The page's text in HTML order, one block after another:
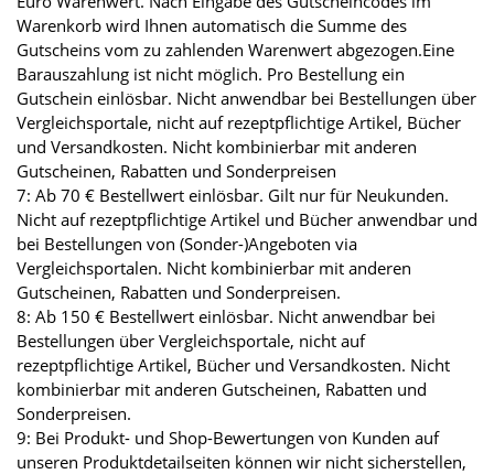
Warenkorb wird Ihnen automatisch die Summe des
Gutscheins vom zu zahlenden Warenwert abgezogen.Eine
Barauszahlung ist nicht möglich. Pro Bestellung ein
Gutschein einlösbar. Nicht anwendbar bei Bestellungen über
Vergleichsportale, nicht auf rezeptpflichtige Artikel, Bücher
und Versandkosten. Nicht kombinierbar mit anderen
Gutscheinen, Rabatten und Sonderpreisen
7: Ab 70 € Bestellwert einlösbar. Gilt nur für Neukunden.
Nicht auf rezeptpflichtige Artikel und Bücher anwendbar und
bei Bestellungen von (Sonder-)Angeboten via
Vergleichsportalen. Nicht kombinierbar mit anderen
Gutscheinen, Rabatten und Sonderpreisen.
8: Ab 150 € Bestellwert einlösbar. Nicht anwendbar bei
Bestellungen über Vergleichsportale, nicht auf
rezeptpflichtige Artikel, Bücher und Versandkosten. Nicht
kombinierbar mit anderen Gutscheinen, Rabatten und
Sonderpreisen.
9: Bei Produkt- und Shop-Bewertungen von Kunden auf
unseren Produktdetailseiten können wir nicht sicherstellen,